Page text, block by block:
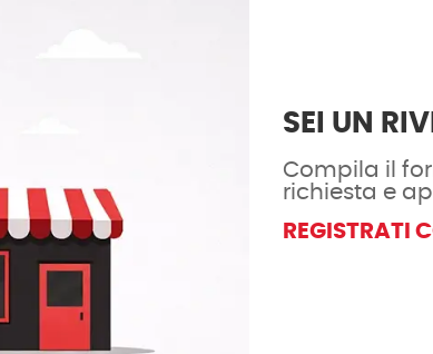
SEI UN
Compila il
richiesta e
REGISTRATI